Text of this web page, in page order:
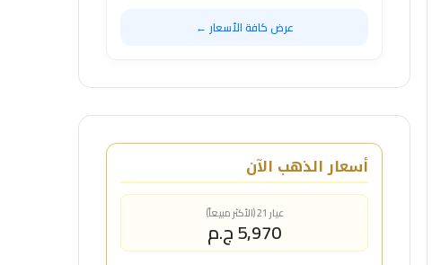
عرض كافة الأسعار ←
أسعار الذهب الآن
عيار 21 (الأكثر مبيعاً)
5,970 ج.م